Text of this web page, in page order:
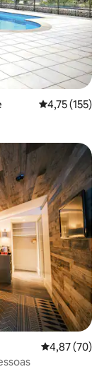
4,75 de uma
4,75 (155)
4,87 de uma
4,87 (70)